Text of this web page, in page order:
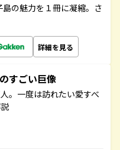
の魅力を１冊に凝縮。さ
詳細を見る
すごい巨像
。一度は訪れたい愛すべ